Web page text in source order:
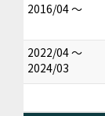
2016/04 ～
2022/04 ～
2024/03